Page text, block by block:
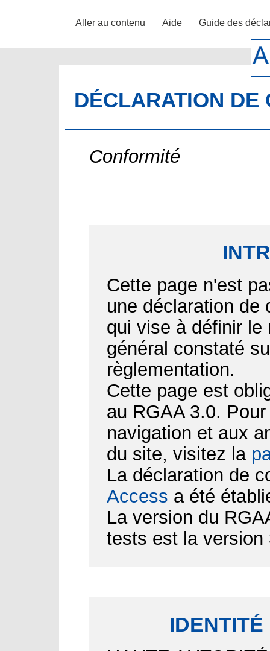
Aller au contenu Aide Guide des
DÉCLARATION DE
Conformité
Cette page n'est
une déclaration de
qui vise à définir
général constaté
règlementation.
Cette page est
au RGAA 3.0.
navigation et aux
du site, visitez la
La déclaration de
Access a été
La version du
tests est la version